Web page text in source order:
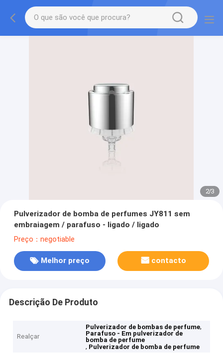
2/3
Pulverizador de bomba de perfumes JY811 sem
embraiagem / parafuso - ligado / ligado
Preço：negotiable
Melhor preço contacto
Descrição De Produto
Realçar
Pulverizador de bombas de perfume,
Parafuso - Em pulverizador de
bomba de perfume
, Pulverizador de bomba de perfume